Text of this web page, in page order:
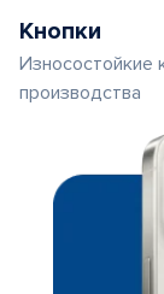
Кнопки
Износостойкие
производства